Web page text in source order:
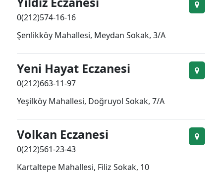
0(212)574-16-16
Şenlikköy Mahallesi, Meydan Sokak, 3/A
Yeni Hayat Eczanesi
0(212)663-11-97
Yeşilköy Mahallesi, Doğruyol Sokak, 7/A
Volkan Eczanesi
0(212)561-23-43
Kartaltepe Mahallesi, Filiz Sokak, 10